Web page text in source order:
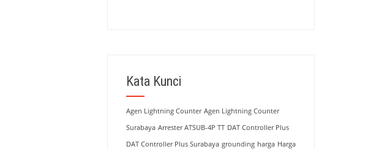
Kata Kunci
Agen Lightning Counter Agen Lightning Counter
Surabaya Arrester ATSUB-4P TT DAT Controller Plus
DAT Controller Plus Surabaya grounding harga Harga